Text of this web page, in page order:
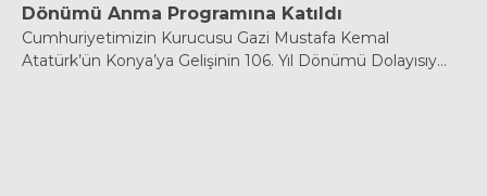
Dönümü Anma Programına Katıldı
Cumhuriyetimizin Kurucusu Gazi Mustafa Kemal
Atatürk’ün Konya’ya Gelişinin 106. Yıl Dönümü Dolayısıy...